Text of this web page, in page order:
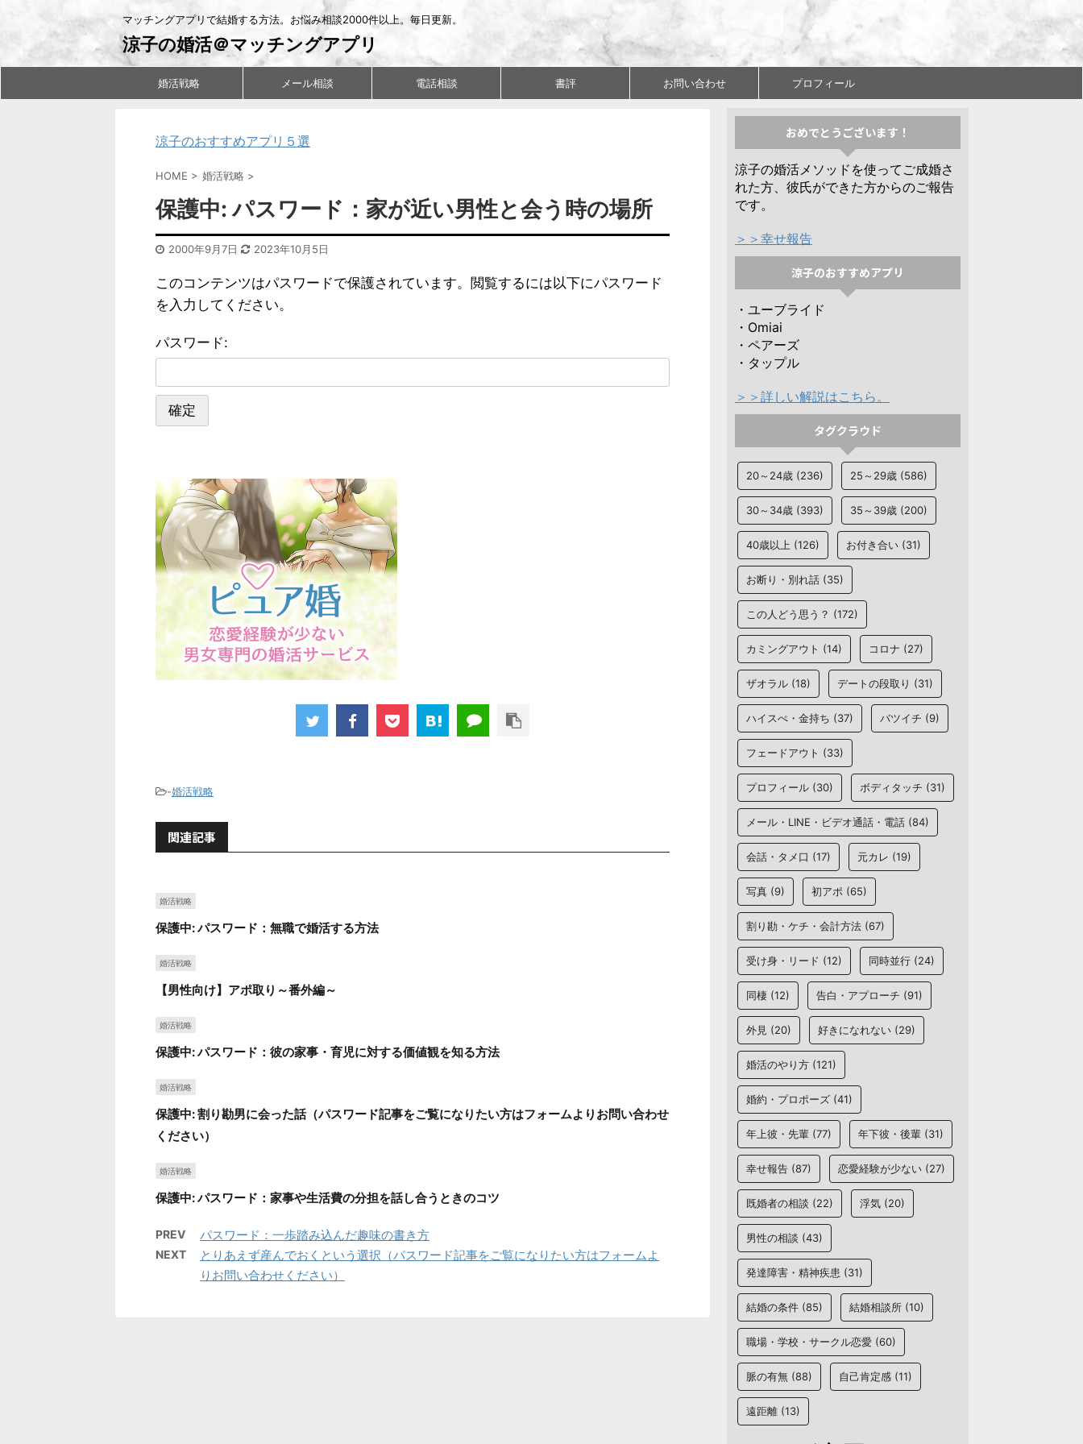
マッチングアプリで結婚する方法。お悩み相談2000件以上。毎日更新。
涼子の婚活＠マッチングアプリ
婚活戦略 メール相談 電話相談 書評 お問い合わせ プロフィール
涼子のおすすめアプリ５選
HOME > 婚活戦略 >
保護中: パスワード：家が近い男性と会う時の場所
2000年9月7日 2023年10月5日
このコンテンツはパスワードで保護されています。閲覧するには以下にパスワード
を入力してください。
パスワード:
-婚活戦略
関連記事
婚活戦略
保護中: パスワード：無職で婚活する方法
婚活戦略
【男性向け】アポ取り～番外編～
婚活戦略
保護中: パスワード：彼の家事・育児に対する価値観を知る方法
婚活戦略
保護中: 割り勘男に会った話（パスワード記事をご覧になりたい方はフォームよりお問い合わせ
ください）
婚活戦略
保護中: パスワード：家事や生活費の分担を話し合うときのコツ
PREV パスワード：一歩踏み込んだ趣味の書き方
NEXT
とりあえず産んでおくという選択（パスワード記事をご覧になりたい方はフォームよ
りお問い合わせください）
おめでとうございます！
涼子の婚活メソッドを使ってご成婚さ
れた方、彼氏ができた方からのご報告
です。
＞＞幸せ報告
涼子のおすすめアプリ
・ユーブライド
・Omiai
・ペアーズ
・タップル
＞＞詳しい解説はこちら。
タグクラウド
20～24歳 (236) 25～29歳 (586)
30～34歳 (393) 35～39歳 (200)
40歳以上 (126) お付き合い (31)
お断り・別れ話 (35)
この人どう思う？ (172)
カミングアウト (14) コロナ (27)
ザオラル (18) デートの段取り (31)
ハイスぺ・金持ち (37) バツイチ (9)
フェードアウト (33)
プロフィール (30) ボディタッチ (31)
メール・LINE・ビデオ通話・電話 (84)
会話・タメ口 (17) 元カレ (19)
写真 (9) 初アポ (65)
割り勘・ケチ・会計方法 (67)
受け身・リード (12) 同時並行 (24)
同棲 (12) 告白・アプローチ (91)
外見 (20) 好きになれない (29)
婚活のやり方 (121)
婚約・プロポーズ (41)
年上彼・先輩 (77) 年下彼・後輩 (31)
幸せ報告 (87) 恋愛経験が少ない (27)
既婚者の相談 (22) 浮気 (20)
男性の相談 (43)
発達障害・精神疾患 (31)
結婚の条件 (85) 結婚相談所 (10)
職場・学校・サークル恋愛 (60)
脈の有無 (88) 自己肯定感 (11)
遠距離 (13)